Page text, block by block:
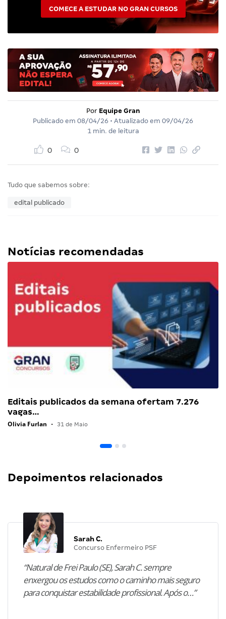
COMECE A ESTUDAR NO GRAN CURSOS
Por Equipe Gran
Publicado em 08/04/26 • Atualizado em 09/04/26
1 min. de leitura
0 0
Tudo que sabemos sobre:
edital publicado
Notícias recomendadas
Editais publicados da semana ofertam 7.276
vagas…
Olivia Furlan • 31 de Maio
Depoimentos relacionados
Sarah C.
Concurso Enfermeiro PSF
“Natural de Frei Paulo (SE), Sarah C. sempre
enxergou os estudos como o caminho mais seguro
para conquistar estabilidade profissional. Após o…”